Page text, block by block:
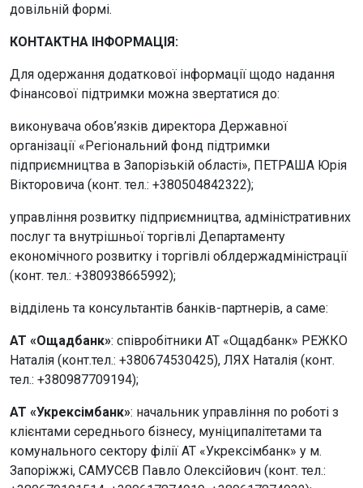
довільній формі.
КОНТАКТНА ІНФОРМАЦІЯ:
Для одержання додаткової інформації щодо надання
Фінансової підтримки можна звертатися до:
виконувача обов’язків директора Державної
організації «Регіональний фонд підтримки
підприємництва в Запорізькій області», ПЕТРАША Юрія
Вікторовича (конт. тел.: +380504842322);
управління розвитку підприємництва, адміністративних
послуг та внутрішньої торгівлі Департаменту
економічного розвитку і торгівлі облдержадміністрації
(конт. тел.: +380938665992);
відділень та консультантів банків-партнерів, а саме:
АТ «Ощадбанк»: співробітники АТ «Ощадбанк» РЕЖКО
Наталія (конт.тел.: +380674530425), ЛЯХ Наталія (конт.
тел.: +380987709194);
АТ «Укрексімбанк»: начальник управління по роботі з
клієнтами середнього бізнесу, муніципалітетами та
комунального сектору філії АТ «Укрексімбанк» у м.
Запоріжжі, САМУСЄВ Павло Олексійович (конт. тел.: